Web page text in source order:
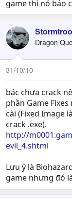
game thì nó báo
Dragon
31/10/10
bác chưa crack
phần Game
cài (Fixed Image
crack .exe).
http://
evil_4.shtml
Lưu ý là
game nhưng đó